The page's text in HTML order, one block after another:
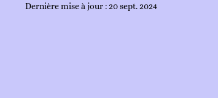
Dernière mise à jour : 20 sept. 2024